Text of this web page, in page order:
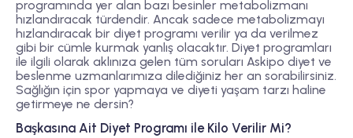
programında yer alan bazı besinler metabolizmanı
hızlandıracak türdendir. Ancak sadece metabolizmayı
hızlandıracak bir diyet programı verilir ya da verilmez
gibi bir cümle kurmak yanlış olacaktır. Diyet programları
ile ilgili olarak aklınıza gelen tüm soruları Askipo diyet ve
beslenme uzmanlarımıza dilediğiniz her an sorabilirsiniz.
Sağlığın için spor yapmaya ve diyeti yaşam tarzı haline
getirmeye ne dersin?
Başkasına Ait Diyet Programı ile Kilo Verilir Mi?